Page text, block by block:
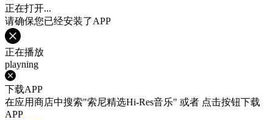
正在打开...
请确保您已经安装了APP
正在播放
playning
下载APP
在应用商店中搜索"索尼精选Hi-Res音乐" 或者 点击按钮下载
APP